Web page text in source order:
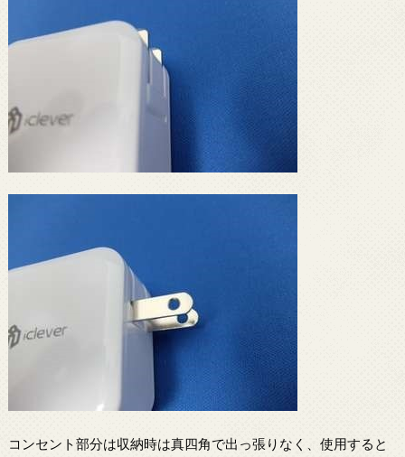
コンセント部分は収納時は真四角で出っ張りなく、使用すると